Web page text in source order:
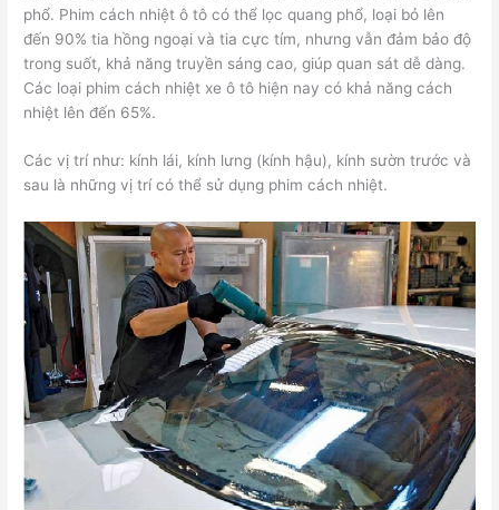
phổ. Phim cách nhiệt ô tô có thể lọc quang phổ, loại bỏ lên
đến 90% tia hồng ngoại và tia cực tím, nhưng vẫn đảm bảo độ
trong suốt, khả năng truyền sáng cao, giúp quan sát dễ dàng.
Các loại phim cách nhiệt xe ô tô hiện nay có khả năng cách
nhiệt lên đến 65%.
Các vị trí như: kính lái, kính lưng (kính hậu), kính sườn trước và
sau là những vị trí có thể sử dụng phim cách nhiệt.